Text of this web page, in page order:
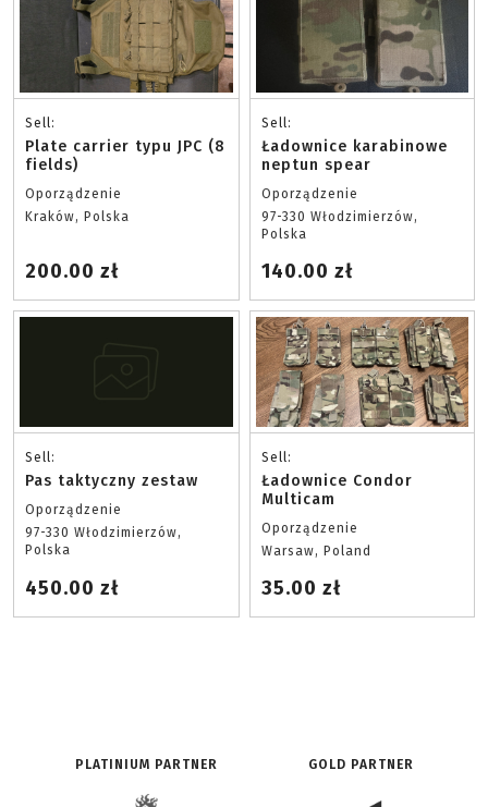
Sell:
Plate carrier typu JPC (8
fields)
Oporządzenie
Kraków, Polska
200.00 zł
Sell:
Ładownice karabinowe
neptun spear
Oporządzenie
97-330 Włodzimierzów,
Polska
140.00 zł
Sell:
Pas taktyczny zestaw
Oporządzenie
97-330 Włodzimierzów,
Polska
450.00 zł
Sell:
Ładownice Condor
Multicam
Oporządzenie
Warsaw, Poland
35.00 zł
PLATINIUM PARTNER GOLD PARTNER